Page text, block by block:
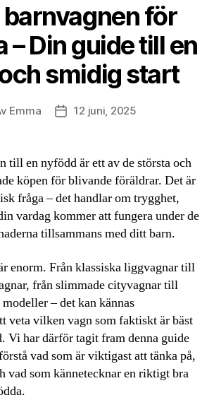
barnvagnen för
– Din guide till en
smidig start
Emma Inläggsdatum
12 juni, 2025
till en nyfödd är ett av de största och
köpen för blivande föräldrar. Det är
fråga – det handlar om trygghet,
vardag kommer att fungera under de
tillsammans med ditt barn.
enorm. Från klassiska liggvagnar till
från slimmade cityvagnar till
modeller – det kan kännas
veta vilken vagn som faktiskt är bäst
Vi har därför tagit fram denna guide
vad som är viktigast att tänka på,
vad som kännetecknar en riktigt bra